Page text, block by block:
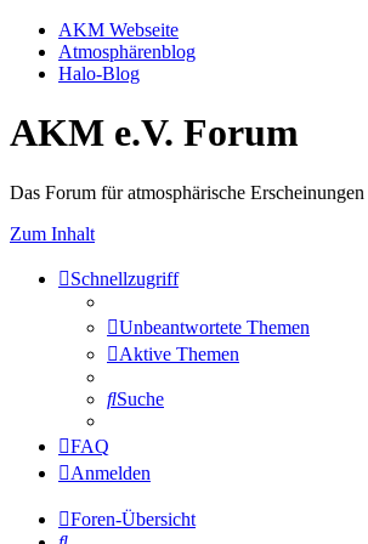
AKM Webseite
Atmosphärenblog
Halo-Blog
AKM e.V. Forum
Das Forum für atmosphärische Erscheinungen
Zum Inhalt
Schnellzugriff
Unbeantwortete Themen
Aktive Themen
Suche
FAQ
Anmelden
Foren-Übersicht